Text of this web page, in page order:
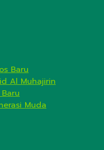
Baru
Al Muhajirin
Muda